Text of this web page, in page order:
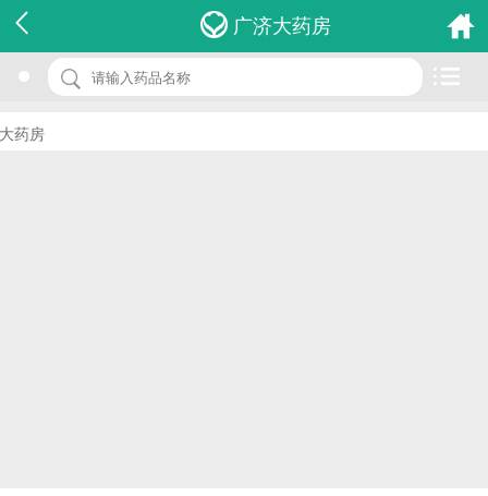
广济大药房
房
名 称：一次性中性电极板sy-mw3
品 牌：(舒友)